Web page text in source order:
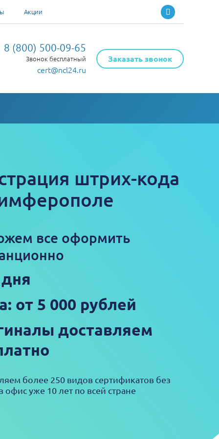
Акции
8 (800) 500-09-65
Звонок бесплатный
cert@ncl24.ru
Заказать звонок
штрих-кода
все оформить
от 5 000 рублей
доставляем
более 250 видов сертификатов без
офис уже 10 лет по всей стране